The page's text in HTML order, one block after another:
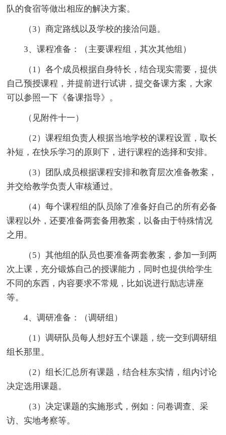
队的食宿等做出相应的解决方案。
（3）商定路线以及学校的接洽问题。
3、课程准备：（主要课程组，其次其他组）
（1）各个成员根据自身特长，结合现实需要，提供
自己预授课程，并提前进行试讲，提交备课方案，大家
可以参照一下《备课指导》。
（见附件十一）
（2）课程组负责人根据当地学校的课程设置，取长
补短，在快乐学习的原则下，进行课程的选择和安排。
（3）团队成员根据课程安排和教育层次准备教案，
并交给教学负责人审核通过。
（4）每个课程组的队员除了准备好自己的所有必备
课程以外，还要准备两套备用教案，以备由于特殊情况
之用。
（5）其他组的队员也要准备两套教案，参加一到两
次上课，充分锻炼自己的授课能力，同时也提供给学生
不同的东西，内容要求不常规，比如说进行励志讲座
等。
4、调研准备：（调研组）
（1）调研队员每人想好五个课题，统一交到调研组
组长那里。
（2）组长汇总所有课题，结合桂东实情，组内讨论
决定选用课题。
（3）决定课题的实施形式，例如：问卷调查、采
访、实地考察等。